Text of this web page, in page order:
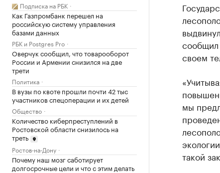
Подписка на РБК
Как Газпромбанк перешел на
российскую систему управления
базами данных
РБК и Postgres Pro
Оверчук сообщил, что товарооборот
России и Армении снизился на две
трети
Политика
В вузы по квоте прошли почти 42 тыс
участников спецоперации и их детей
Общество
Количество киберпреступлений в
Ростовской области снизилось на
треть
Ростов-на-Дону
Почему наш мозг саботирует
долгосрочные цели и что с этим делать
сообщил
своем
мы
такой